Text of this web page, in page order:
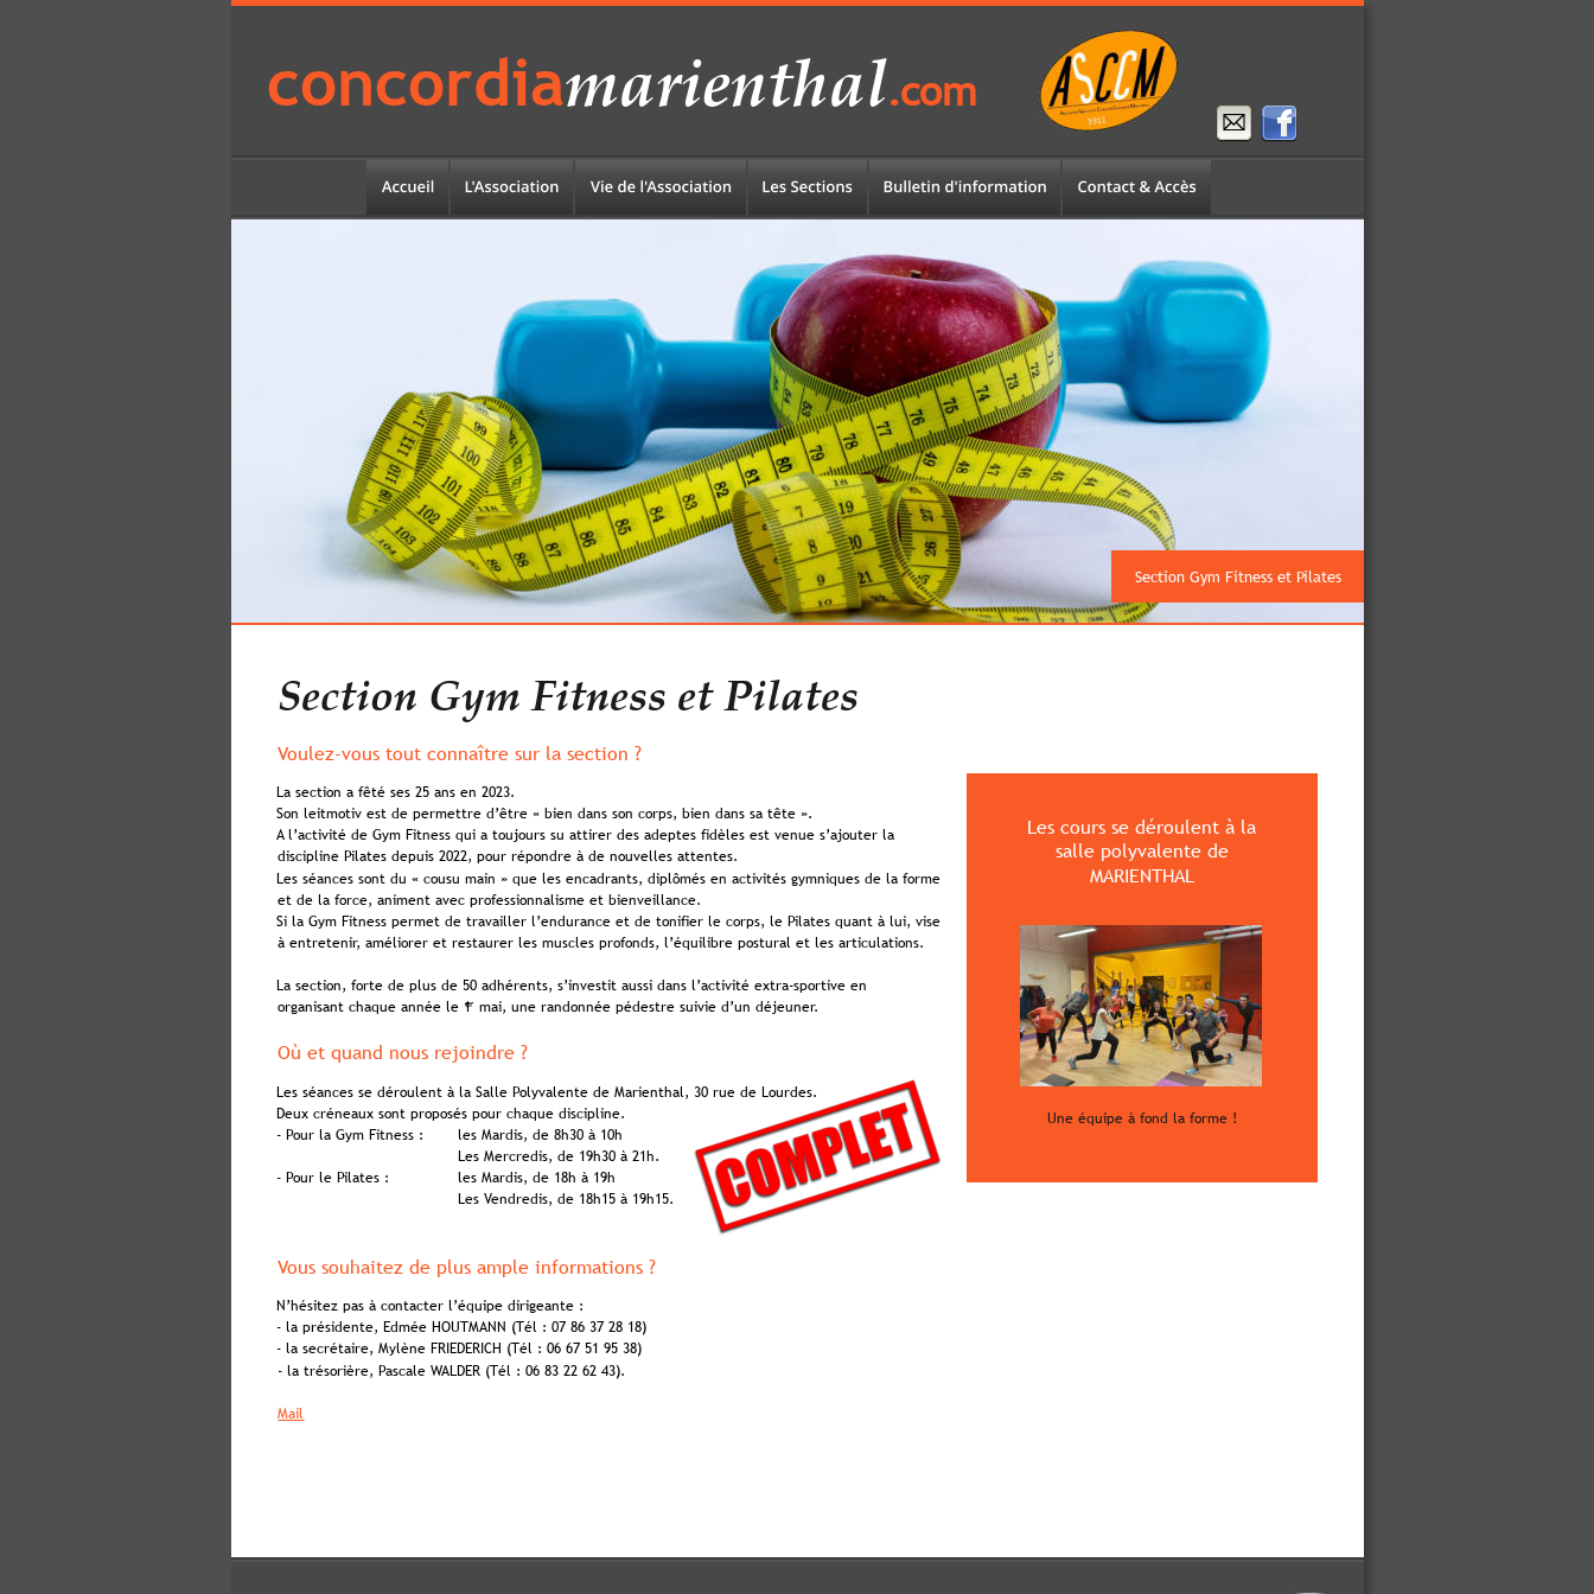
concordiamarienthal.com
Section Gym Fitness et Pilates
Section Gym Fitness et Pilates
Voulez-vous tout connaître sur la section ?
La section a fêté ses 25 ans en 2023.
Son leitmotiv est de permettre d’être « bien dans son corps, bien dans sa tête ».
A l’activité de Gym Fitness qui a toujours su attirer des adeptes fidèles est venue s’ajouter la
discipline Pilates depuis 2022, pour répondre à de nouvelles attentes.
Les séances sont du « cousu main » que les encadrants, diplômés en activités gymniques de la forme
et de la force, animent avec professionnalisme et bienveillance.
Si la Gym Fitness permet de travailler l’endurance et de tonifier le corps, le Pilates quant à lui, vise
à entretenir, améliorer et restaurer les muscles profonds, l’équilibre postural et les articulations.
La section, forte de plus de 50 adhérents, s’investit aussi dans l’activité extra-sportive en
organisant chaque année le 1er mai, une randonnée pédestre suivie d’un déjeuner.
Où et quand nous rejoindre ?
Les séances se déroulent à la Salle Polyvalente de Marienthal, 30 rue de Lourdes.
Deux créneaux sont proposés pour chaque discipline.
- Pour la Gym Fitness :
les Mardis, de 8h30 à 10h
Les Mercredis, de 19h30 à 21h.
- Pour le Pilates :
les Mardis, de 18h à 19h
Les Vendredis, de 18h15 à 19h15.
Vous souhaitez de plus ample informations ?
N’hésitez pas à contacter l’équipe dirigeante :
- la présidente, Edmée HOUTMANN (Tél : 07 86 37 28 18)
- la secrétaire, Mylène FRIEDERICH (Tél : 06 67 51 95 38)
- la trésorière, Pascale WALDER (Tél : 06 83 22 62 43).
Mail
Les cours se déroulent à la
salle polyvalente de
MARIENTHAL
Une équipe à fond la forme !